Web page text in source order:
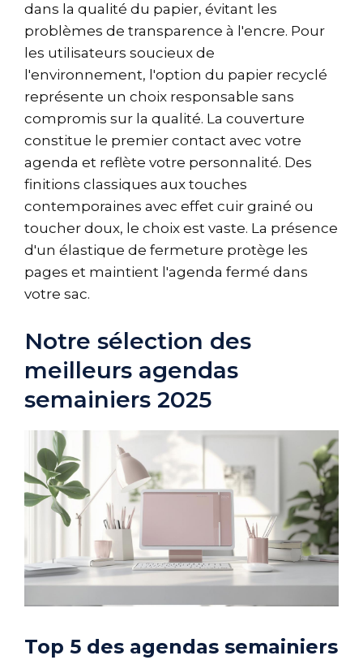
dans la qualité du papier, évitant les
problèmes de transparence à l'encre. Pour
les utilisateurs soucieux de
l'environnement, l'option du papier recyclé
représente un choix responsable sans
compromis sur la qualité. La couverture
constitue le premier contact avec votre
agenda et reflète votre personnalité. Des
finitions classiques aux touches
contemporaines avec effet cuir grainé ou
toucher doux, le choix est vaste. La présence
d'un élastique de fermeture protège les
pages et maintient l'agenda fermé dans
votre sac.
Notre sélection des
meilleurs agendas
semainiers 2025
Top 5 des agendas semainiers